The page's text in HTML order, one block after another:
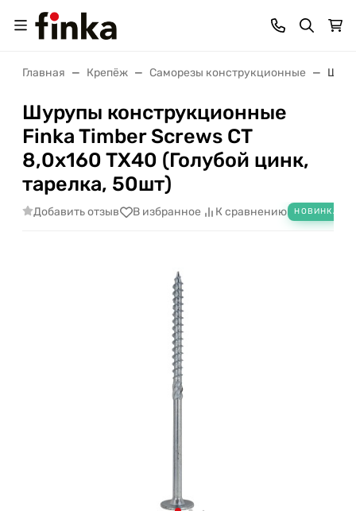
Главная Крепёж Саморезы конструкционные
Шурупы конструкционные
Finka Timber Screws CT
8,0x160 TX40 (Голубой цинк,
тарелка, 50шт)
Добавить отзыв В избранное К сравнению НОВИНКА